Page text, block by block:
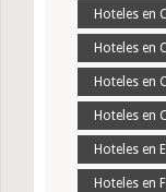
Hoteles en
Hoteles en
Hoteles en
Hoteles en
Hoteles en
Hoteles en